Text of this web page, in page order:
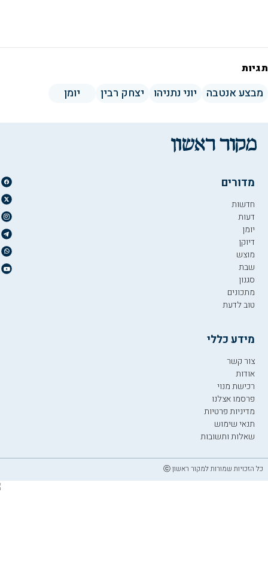
תגיות
מבצע אנטבה יוני נתניהו יצחק רבין יומן
מדורים
חדשות
דעות
יומן
דיוקן
מוצש
שבת
סגנון
מתכונים
טוב לדעת
מידע כללי
צור קשר
אודות
רכישת מנוי
פרסמו אצלנו
מדיניות פרטיות
תנאי שימוש
שאלות ותשובות
כל הזכויות שמורות למקור ראשון ⓒ